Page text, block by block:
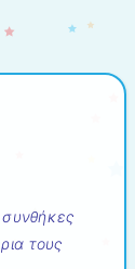
συνθήκες
τους